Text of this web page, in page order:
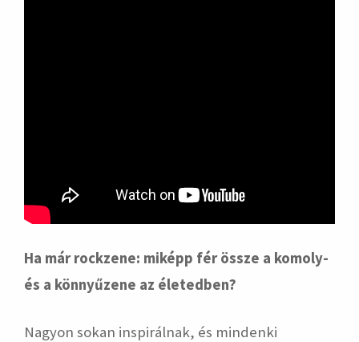
Ha már rockzene: miképp fér össze a komoly-
és a könnyűzene az életedben?
Nagyon sokan inspirálnak, és mindenki